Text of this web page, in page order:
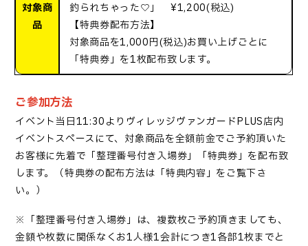
対象商
品
釣られちゃった♡」 ¥1,200(税込)
【特典券配布方法】
対象商品を1,000円(税込)お買い上げごとに
「特典券」を1枚配布致します。
ご参加方法
イベント当日11:30よりヴィレッジヴァンガードPLUS店内
イベントスペースにて、対象商品を全額前金でご予約頂いた
お客様に先着で「整理番号付き入場券」「特典券」を配布致
します。（特典券の配布方法は「特典内容」をご覧下さ
い。）
※「整理番号付き入場券」は、複数枚ご予約頂きましても、
金額や枚数に関係なくお1人様1会計につき1各部1枚までと